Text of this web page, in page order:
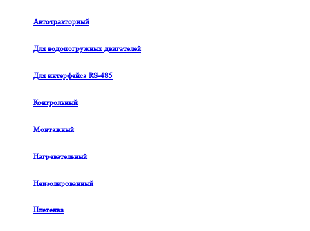
Автотракторный
Для водопогружных двигателей
Для интерфейса RS-485
Контрольный
Монтажный
Нагревательный
Неизолированный
Плетенка